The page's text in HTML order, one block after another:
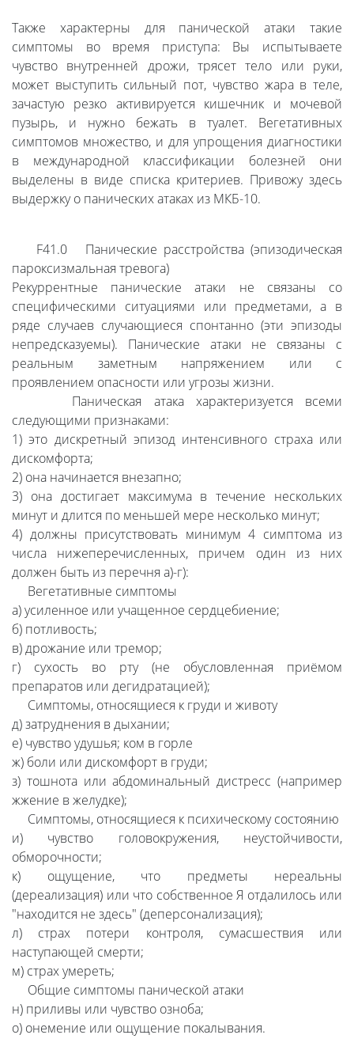
Также характерны для панической атаки такие
симптомы во время приступа: Вы испытываете
чувство внутренней дрожи, трясет тело или руки,
может выступить сильный пот, чувство жара в теле,
зачастую резко активируется кишечник и мочевой
пузырь, и нужно бежать в туалет. Вегетативных
симптомов множество, и для упрощения диагностики
в международной классификации болезней они
выделены в виде списка критериев. Привожу здесь
выдержку о панических атаках из МКБ-10.
F41.0 Панические расстройства (эпизодическая
пароксизмальная тревога)
Рекуррентные панические атаки не связаны со
специфическими ситуациями или предметами, а в
ряде случаев случающиеся спонтанно (эти эпизоды
непредсказуемы). Панические атаки не связаны с
реальным заметным напряжением или с
проявлением опасности или угрозы жизни.
Паническая атака характеризуется всеми
следующими признаками:
1) это дискретный эпизод интенсивного страха или
дискомфорта;
2) она начинается внезапно;
3) она достигает максимума в течение нескольких
минут и длится по меньшей мере несколько минут;
4) должны присутствовать минимум 4 симптома из
числа нижеперечисленных, причем один из них
должен быть из перечня а)-г):
Вегетативные симптомы
а) усиленное или учащенное сердцебиение;
б) потливость;
в) дрожание или тремор;
г) сухость во рту (не обусловленная приёмом
препаратов или дегидратацией);
Симптомы, относящиеся к груди и животу
д) затруднения в дыхании;
е) чувство удушья; ком в горле
ж) боли или дискомфорт в груди;
з) тошнота или абдоминальный дистресс (например
жжение в желудке);
Симптомы, относящиеся к психическому состоянию
и) чувство головокружения, неустойчивости,
обморочности;
к) ощущение, что предметы нереальны
(дереализация) или что собственное Я отдалилось или
"находится не здесь" (деперсонализация);
л) страх потери контроля, сумасшествия или
наступающей смерти;
м) страх умереть;
Общие симптомы панической атаки
н) приливы или чувство озноба;
о) онемение или ощущение покалывания.